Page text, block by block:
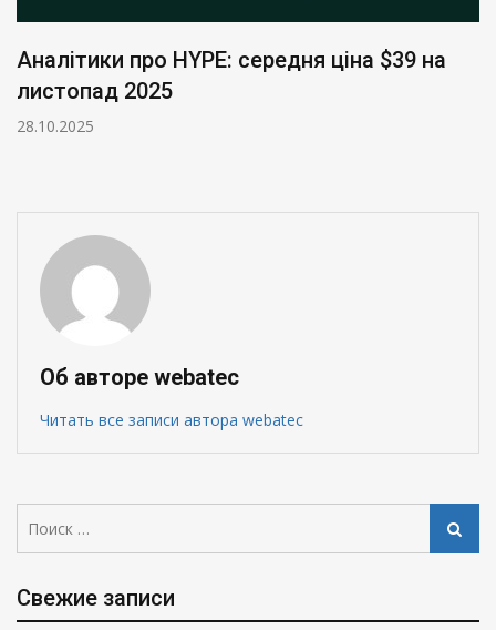
Аналітики про HYPE: середня ціна $39 на
листопад 2025
28.10.2025
Об авторе webatec
Читать все записи автора webatec
Поиск
Свежие записи